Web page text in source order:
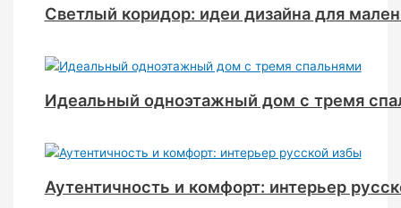
Светлый коридор: идеи дизайна для
Идеальный одноэтажный дом с тремя
Аутентичность и комфорт: интерьер